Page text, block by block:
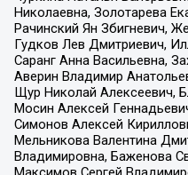
Николаевна, Золотарева
Рачинский Ян Збигневич,
Гудков Лев Дмитриевич,
Саранг Анна Васильевна,
Аверин Владимир
Щур Николай Алексеевич,
Мосин Алексей
Симонов Алексей
Мельникова Валентина
Владимировна, Баженова